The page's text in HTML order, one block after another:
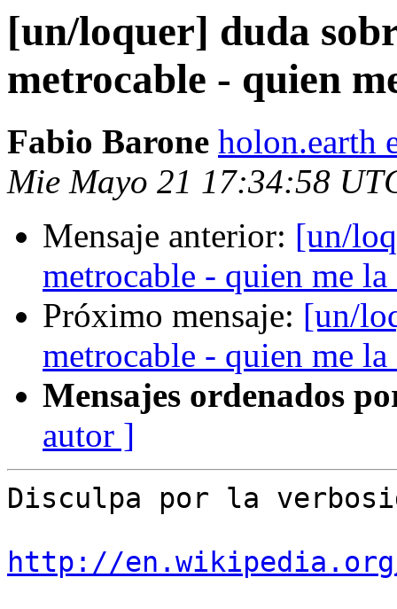
[un/loquer] duda
metrocable - quien
Fabio Barone holon.earth
Mie Mayo 21 17:34:58
Mensaje anterior: [un/
metrocable - quien me la
Próximo mensaje: [un/
metrocable - quien me la
Mensajes ordenados
autor ]
Disculpa por la
http://